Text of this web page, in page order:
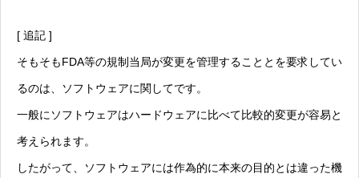
[ 追記 ]
そもそもFDA等の規制当局が変更を管理することとを要求してい
るのは、ソフトウェアに関してです。
一般にソフトウェアはハードウェアに比べて比較的変更が容易と
考えられます。
したがって、ソフトウェアには作為的に本来の目的とは違った機